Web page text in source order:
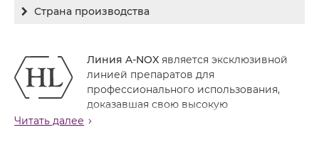
Концентрат
Крем солнцезащитный
Крем тональный
Гиперпигментация
Лечение акне
Обновление кожи
Очищение
Страна производства
Канада
Россия
Линия A-NOXявляется эксклюзивной
линией препаратов для
профессионального использования,
доказавшая свою высокую
эффективность в случаях средне-тяжелого и
Читать далее